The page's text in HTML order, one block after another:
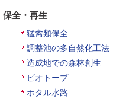
保全・再生
猛禽類保全
調整池の多自然化工法
造成地での森林創生
ビオトープ
ホタル水路